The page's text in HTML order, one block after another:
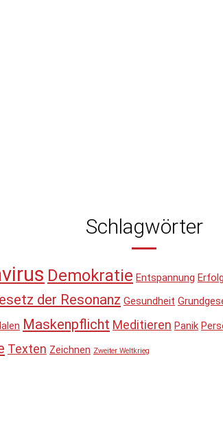
Schlagwörter
Demokratie Entspannung
der Resonanz Gesundheit
Maskenpflicht Meditieren Panik
Texten Zeichnen Zweiter Weltkrieg